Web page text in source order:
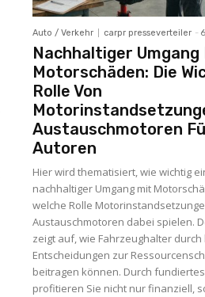
Auto / Verkehr carpr presseverteiler -
Nachhaltiger Umgang
Motorschäden: Die
Rolle Von
Austauschmotoren
Autoren
Hier wird thematisiert, wie wichtig
nachhaltiger Umgang mit
welche Rolle
Austauschmotoren dabei spielen.
zeigt auf, wie Fahrzeughalter durch
Entscheidungen zur
beitragen können. Durch
profitieren Sie nicht nur finanziell,